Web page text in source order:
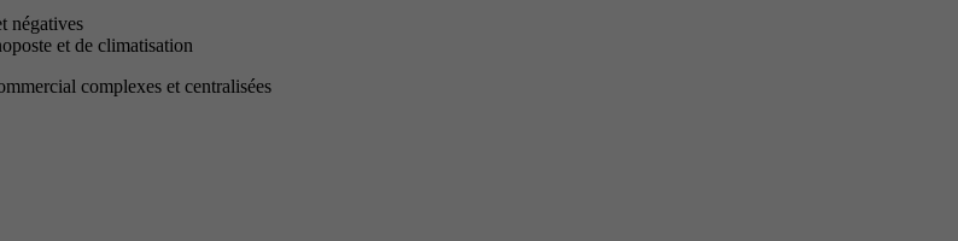
négatives
et de climatisation
complexes et centralisées